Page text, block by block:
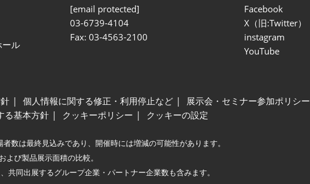
ール
[email protected]
03-6739-4104
Fax: 03-4563-2100
Facebook
X（旧:Twitter）
instagram
YouTube
個人情報に関する修正・利用停止など 展示会・セミナー参加ポリシー
る基本方針
クッキーポリシー クッキーの設定
数は最終見込みであり、開催時には増減の可能性があります。
び製品展示面積の比較。
共同出展するグループ企業・パートナー企業数も含みます。